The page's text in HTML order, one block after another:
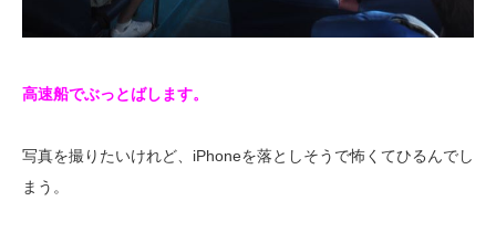
高速船でぶっとばします。
写真を撮りたいけれど、iPhoneを落としそうで怖くてひるんでし
まう。